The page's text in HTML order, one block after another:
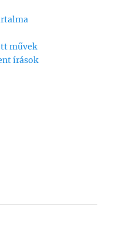
A
p
p
művek
írások